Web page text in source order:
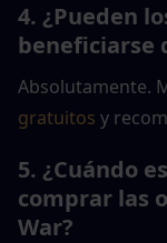
4. ¿Pueden
beneficiarse
Absolutamente.
gratuitos y
5. ¿Cuándo
comprar las
War?